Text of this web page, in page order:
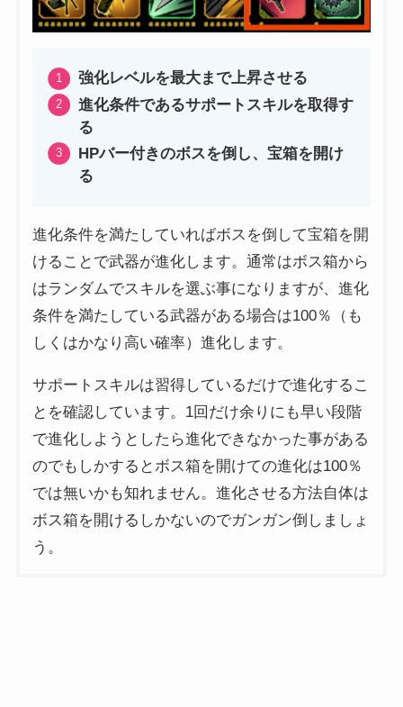
強化レベルを最大まで上昇させる
進化条件であるサポートスキルを取得す
る
HPバー付きのボスを倒し、宝箱を開け
る
進化条件を満たしていればボスを倒して宝箱を開
けることで武器が進化します。通常はボス箱から
はランダムでスキルを選ぶ事になりますが、進化
条件を満たしている武器がある場合は100％（も
しくはかなり高い確率）進化します。
サポートスキルは習得しているだけで進化するこ
とを確認しています。1回だけ余りにも早い段階
で進化しようとしたら進化できなかった事がある
のでもしかするとボス箱を開けての進化は100％
では無いかも知れません。進化させる方法自体は
ボス箱を開けるしかないのでガンガン倒しましょ
う。